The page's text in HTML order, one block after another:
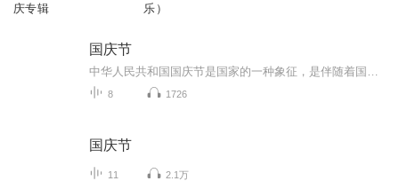
庆专辑
乐）
国庆节
8 1726
国庆节
11 2.1万